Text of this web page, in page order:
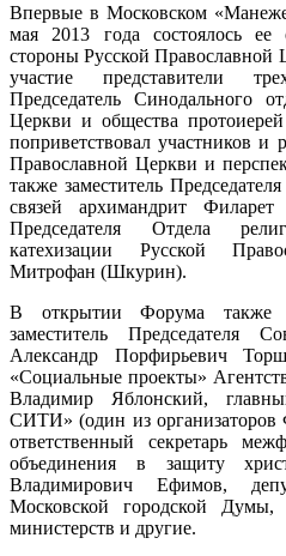
Впервые в Московском
мая 2013 года состоялось
стороны Русской
участие представители
Председатель Синодального
Церкви и общества
поприветствовал участников и
Православной Церкви и
также заместитель
связей архимандрит
Председателя Отдела
катехизации Русской
Митрофан (Шкурин).
В открытии Форума также
заместитель
Александр Порфирьевич
«Социальные проекты»
Владимир Яблонский,
СИТИ» (один из
ответственный секретарь
объединения в защиту
Владимирович Ефимов,
Московской городской Думы,
министерств и другие.